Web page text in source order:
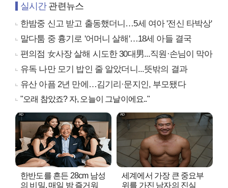
실시간관련뉴스
한밤중 신고 받고 출동했더니…5세 여아 '전신 타박상'
말다툼 중 흉기로 '어머니 살해'…18세 아들 결국
편의점 女사장 살해 시도한 30대男...직원·손님이 막아
유독 나만 모기 밥인 줄 알았더니...뜻밖의 결과
유산 아픔 2년 만에…김기리·문지인, 부모됐다
"오래 참았죠? 자, 오늘이 그날이에요.."
한반도를 흔든 28cm 남성
의 비밀, 매일 밤 즐거워
세계에서 가장 큰 중요부
위를 가진 남자의 진실